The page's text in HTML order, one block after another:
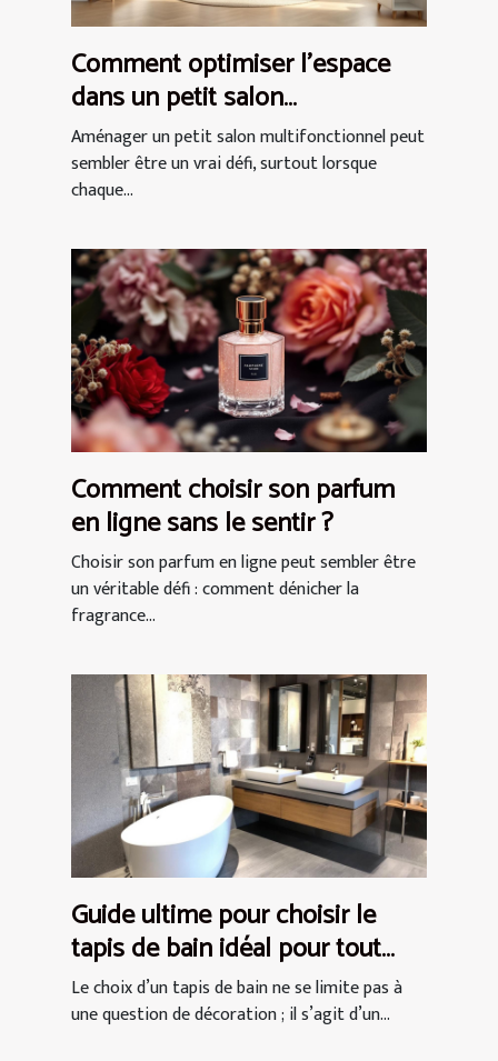
Comment optimiser l'espace
dans un petit salon
multifonctionnel ?
Aménager un petit salon multifonctionnel peut
sembler être un vrai défi, surtout lorsque
chaque...
Comment choisir son parfum
en ligne sans le sentir ?
Choisir son parfum en ligne peut sembler être
un véritable défi : comment dénicher la
fragrance...
Guide ultime pour choisir le
tapis de bain idéal pour tout
espace
Le choix d’un tapis de bain ne se limite pas à
une question de décoration ; il s’agit d’un...